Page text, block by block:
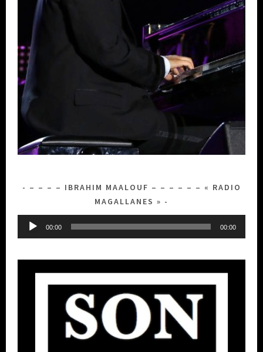
– – – – IBRAHIM MAALOUF – – – – – – « RADIO
MAGALLANES »
Lecteur
00:00 00:00